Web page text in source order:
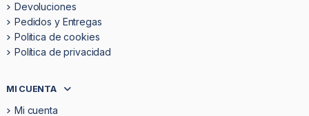
Devoluciones
Pedidos y Entregas
Politica de cookies
Política de privacidad
MI CUENTA
Mi cuenta